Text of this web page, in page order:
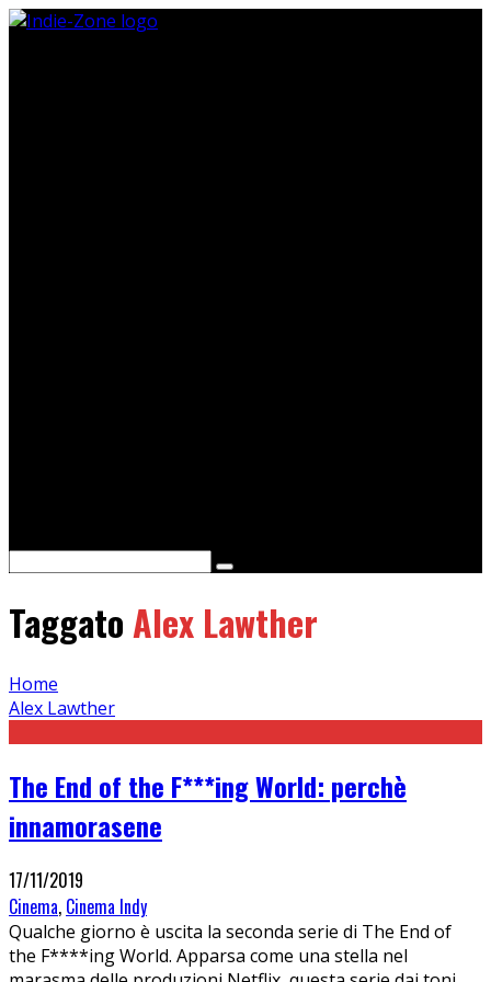
TaggatoAlex Lawther
Home
Alex Lawther
The End of the F***ing World: perchè
innamorasene
17/11/2019
Cinema, Cinema Indy
Qualche giorno è uscita la seconda serie di The End of
the F****ing World. Apparsa come una stella nel